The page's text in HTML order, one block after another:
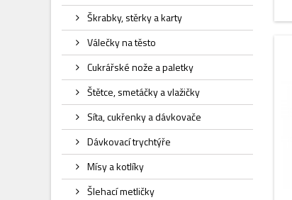
Škrabky, stěrky a karty
Válečky na těsto
Cukrářské nože a paletky
Štětce, smetáčky a vlažičky
Síta, cukřenky a dávkovače
Dávkovací trychtýře
Mísy a kotlíky
Šlehací metličky